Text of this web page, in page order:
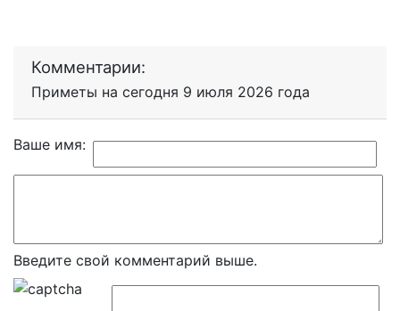
Комментарии:
Приметы на сегодня 9 июля 2026 года
Ваше имя:
Введите свой комментарий выше.